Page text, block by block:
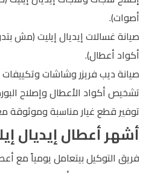
أصوات).
صيانة غسالات إيديال إيليت (مش
أكواد أعطال).
صيانة ديب فريزر وشاشات
تشخيص أكواد الأعطال وإصلاح
توفير قطع غيار مناسبة وموثوقة
أشهر أعطال إيديال
فريق التوكيل بيتعامل يومياً مع